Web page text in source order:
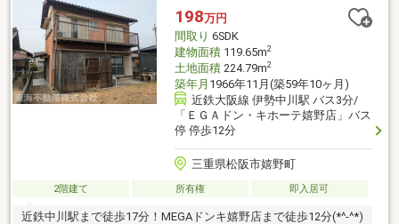
り■ひろびろ敷地約175坪、駐車場4台分■将来3LDKとして利用可
能■広い庭は子供の遊び場やドッグランにも利用可能
198万円
間取り 6SDK
建物面積119.65m2
土地面積224.79m2
築年月 1966年11月(築59年10ヶ月)
近鉄大阪線 伊勢中川駅 バス3分/
「ＥＧＡドン・キホーテ嬉野店」バス
停 停歩12分
三重県松阪市嬉野町
2階建て 所有権 即入居可
近鉄中川駅まで徒歩17分！MEGAドンキ嬉野店まで徒歩12分(*^-^*)